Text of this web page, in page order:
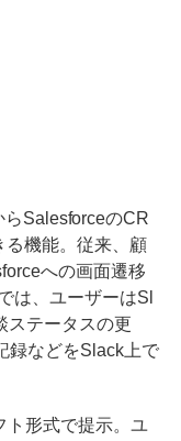
らSalesforceのCR
る機能。従来、顧
への画面遷移
は、ユーザーはSl
ステータスの更
録などをSlack上で
ト形式で提示。ユ